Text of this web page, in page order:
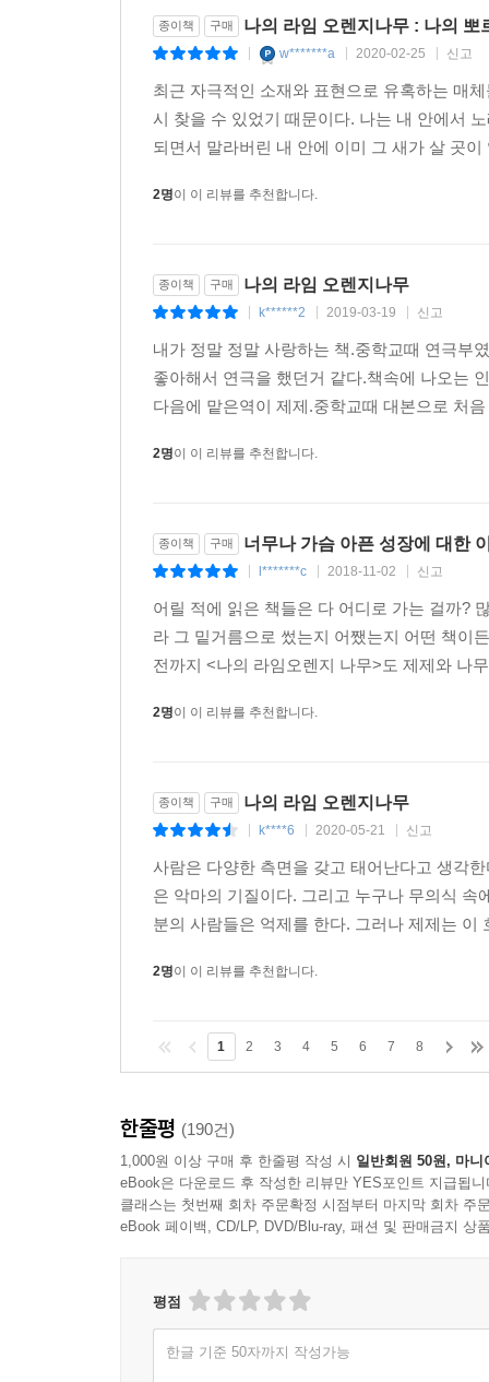
종이책 구매 나의 라임 오렌지나무 : 나의 뽀
w*******a 2020-02-25 신고
최근 자극적인 소재와 표현으로 유혹하는 매
시 찾을 수 있었기 때문이다. 나는 내 안에서
되면서 말라버린 내 안에 이미 그 새가 살 곳
2명이 이 리뷰를 추천합니다.
종이책 구매 나의 라임 오렌지나무
k******2 2019-03-19 신고
내가 정말 정말 사랑하는 책.중학교때 연극부
좋아해서 연극을 했던거 같다.책속에 나오는
다음에 맡은역이 제제.중학교때 대본으로 처
2명이 이 리뷰를 추천합니다.
종이책 구매 너무나 가슴 아픈 성장에 대한
l*******c 2018-11-02 신고
어릴 적에 읽은 책들은 다 어디로 가는 걸까?
라 그 밑거름으로 썼는지 어쨌는지 어떤 책이
전까지 <나의 라임오렌지 나무>도 제제와 나
2명이 이 리뷰를 추천합니다.
종이책 구매 나의 라임 오렌지나무
k****6 2020-05-21 신고
사람은 다양한 측면을 갖고 태어난다고 생각
은 악마의 기질이다. 그리고 누구나 무의식
분의 사람들은 억제를 한다. 그러나 제제는
2명이 이 리뷰를 추천합니다.
1 2 3 4 5 6 7 8
한줄평 (190건)
1,000원 이상 구매 후 한줄평 작성 시 일반회원 50원, 마니
eBook은 다운로드 후 작성한 리뷰만 YES포인트 지급됩니
클래스는 첫번째 회차 주문확정 시점부터 마지막 회차 주
eBook 페이백, CD/LP, DVD/Blu-ray, 패션 및 판매금지 상
평점
한글 기준 50자까지 작성가능